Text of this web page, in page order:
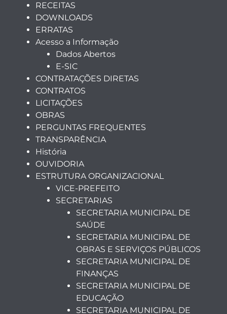
RECEITAS
DOWNLOADS
ERRATAS
Acesso a Informação
Dados Abertos
E-SIC
CONTRATAÇÕES DIRETAS
CONTRATOS
LICITAÇÕES
OBRAS
PERGUNTAS FREQUENTES
TRANSPARÊNCIA
História
OUVIDORIA
ESTRUTURA ORGANIZACIONAL
VICE-PREFEITO
SECRETARIAS
SECRETARIA MUNICIPAL DE
SAÚDE
SECRETARIA MUNICIPAL DE
OBRAS E SERVIÇOS PÚBLICOS
SECRETARIA MUNICIPAL DE
FINANÇAS
SECRETARIA MUNICIPAL DE
EDUCAÇÃO
SECRETARIA MUNICIPAL DE